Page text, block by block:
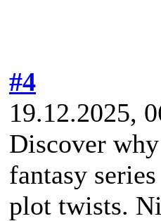
#4
19.12.2025,
Discover
fantasy
plot twists.